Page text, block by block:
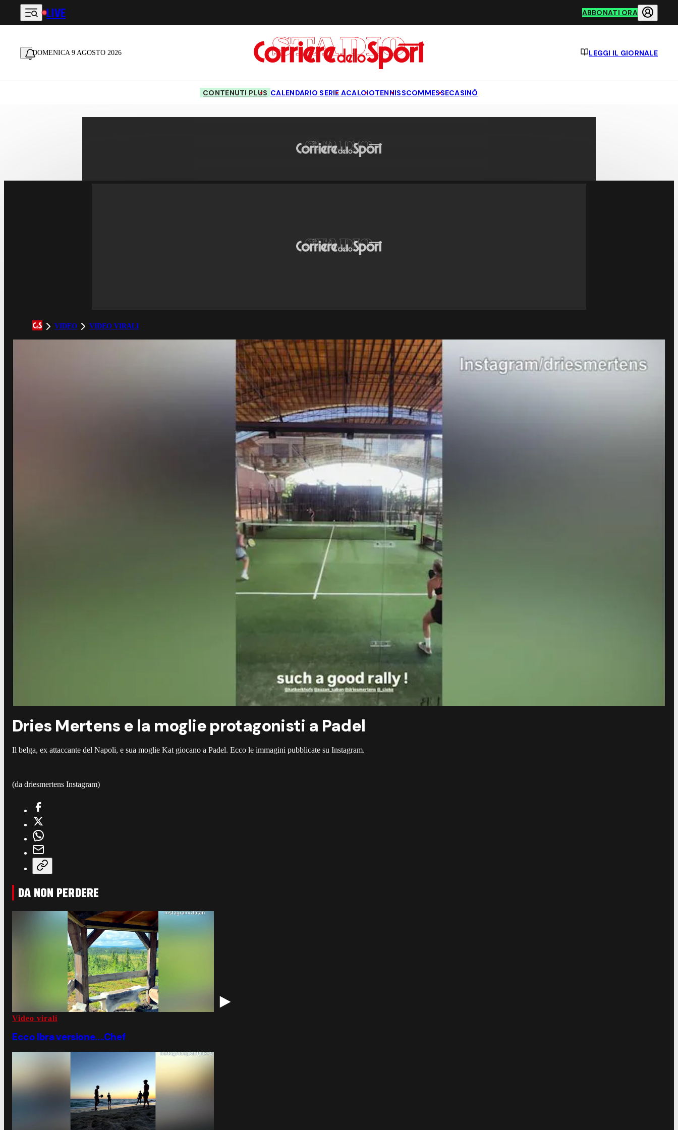
Vai al contenuto principale
LIVE ABBONATI ORA
DOMENICA 9 AGOSTO 2026 LEGGI IL GIORNALE
CONTENUTI PLUS CALENDARIO SERIE ACALCIOTENNISSCOMMESSECASINÒ
VIDEO VIDEO VIRALI
Dries Mertens e la moglie protagonisti a Padel
Il belga, ex attaccante del Napoli, e sua moglie Kat giocano a Padel. Ecco le immagini pubblicate su Instagram.
(da driesmertens Instagram)
DA NON PERDERE
Video virali
Ecco Ibra versione....Chef